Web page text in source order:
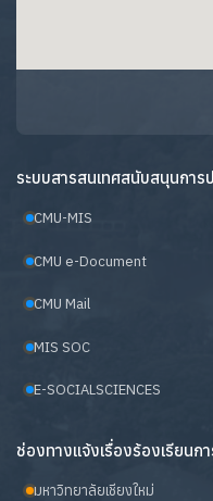
ระบบสารสนเทศสนับสนุนการ
CMU-MIS
CMU e-Document
CMU Mail
MIS SOC
E-SOCIALSCIENCES
ช่องทางแจ้งเรื่องร้องเรียนก
มหาวิทยาลัยเชียงใหม่